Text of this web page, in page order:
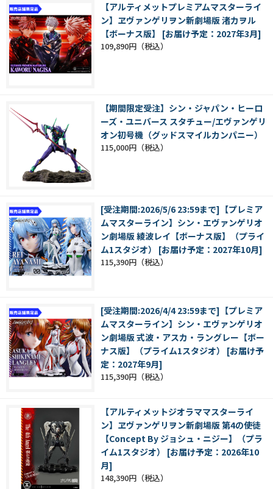
【アルティメットプレミアムマスターライ
ン】ヱヴァンゲリヲン新劇場版 渚カヲル
【ボーナス版】 [お届け予定：2027年3月]
109,890円
【期間限定受注】シン・ジャパン・ヒーロ
ーズ・ユニバース スタチュー/エヴァンゲリ
オン初号機（グッドスマイルカンパニー）
115,000円
[受注期間:2026/5/6 23:59まで]【プレミア
ムマスターライン】シン・エヴァンゲリオ
ン劇場版 綾波レイ【ボーナス版】（プライ
ム1スタジオ） [お届け予定：2027年10月]
115,390円
[受注期間:2026/4/4 23:59まで]【プレミア
ムマスターライン】シン・エヴァンゲリオ
ン劇場版 式波・アスカ・ラングレー【ボー
ナス版】（プライム1スタジオ） [お届け予
定：2027年9月]
115,390円
【アルティメットジオラママスターライ
ン】ヱヴァンゲリヲン新劇場版 第4の使徒
【Concept By ジョシュ・ニジー】（プラ
イム1スタジオ） [お届け予定：2026年10
月]
148,390円